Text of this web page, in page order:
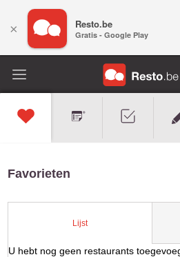
Favorieten
Lijst
U hebt nog geen restaurants
× Resto.be
Gratis - Google Play